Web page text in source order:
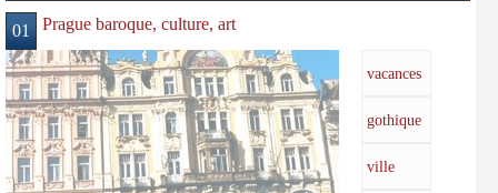
01 Prague baroque, culture, art
vacances
gothique
ville